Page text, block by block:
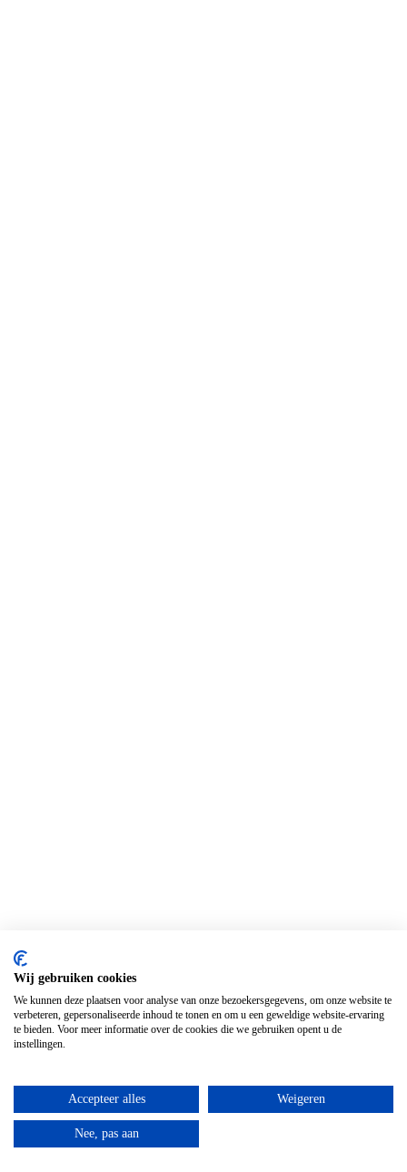
Wij gebruiken cookies
We kunnen deze plaatsen voor analyse van onze bezoekersgegevens, om onze website te
verbeteren, gepersonaliseerde inhoud te tonen en om u een geweldige website-ervaring
te bieden. Voor meer informatie over de cookies die we gebruiken opent u de
instellingen.
Accepteer alles Weigeren
Nee, pas aan